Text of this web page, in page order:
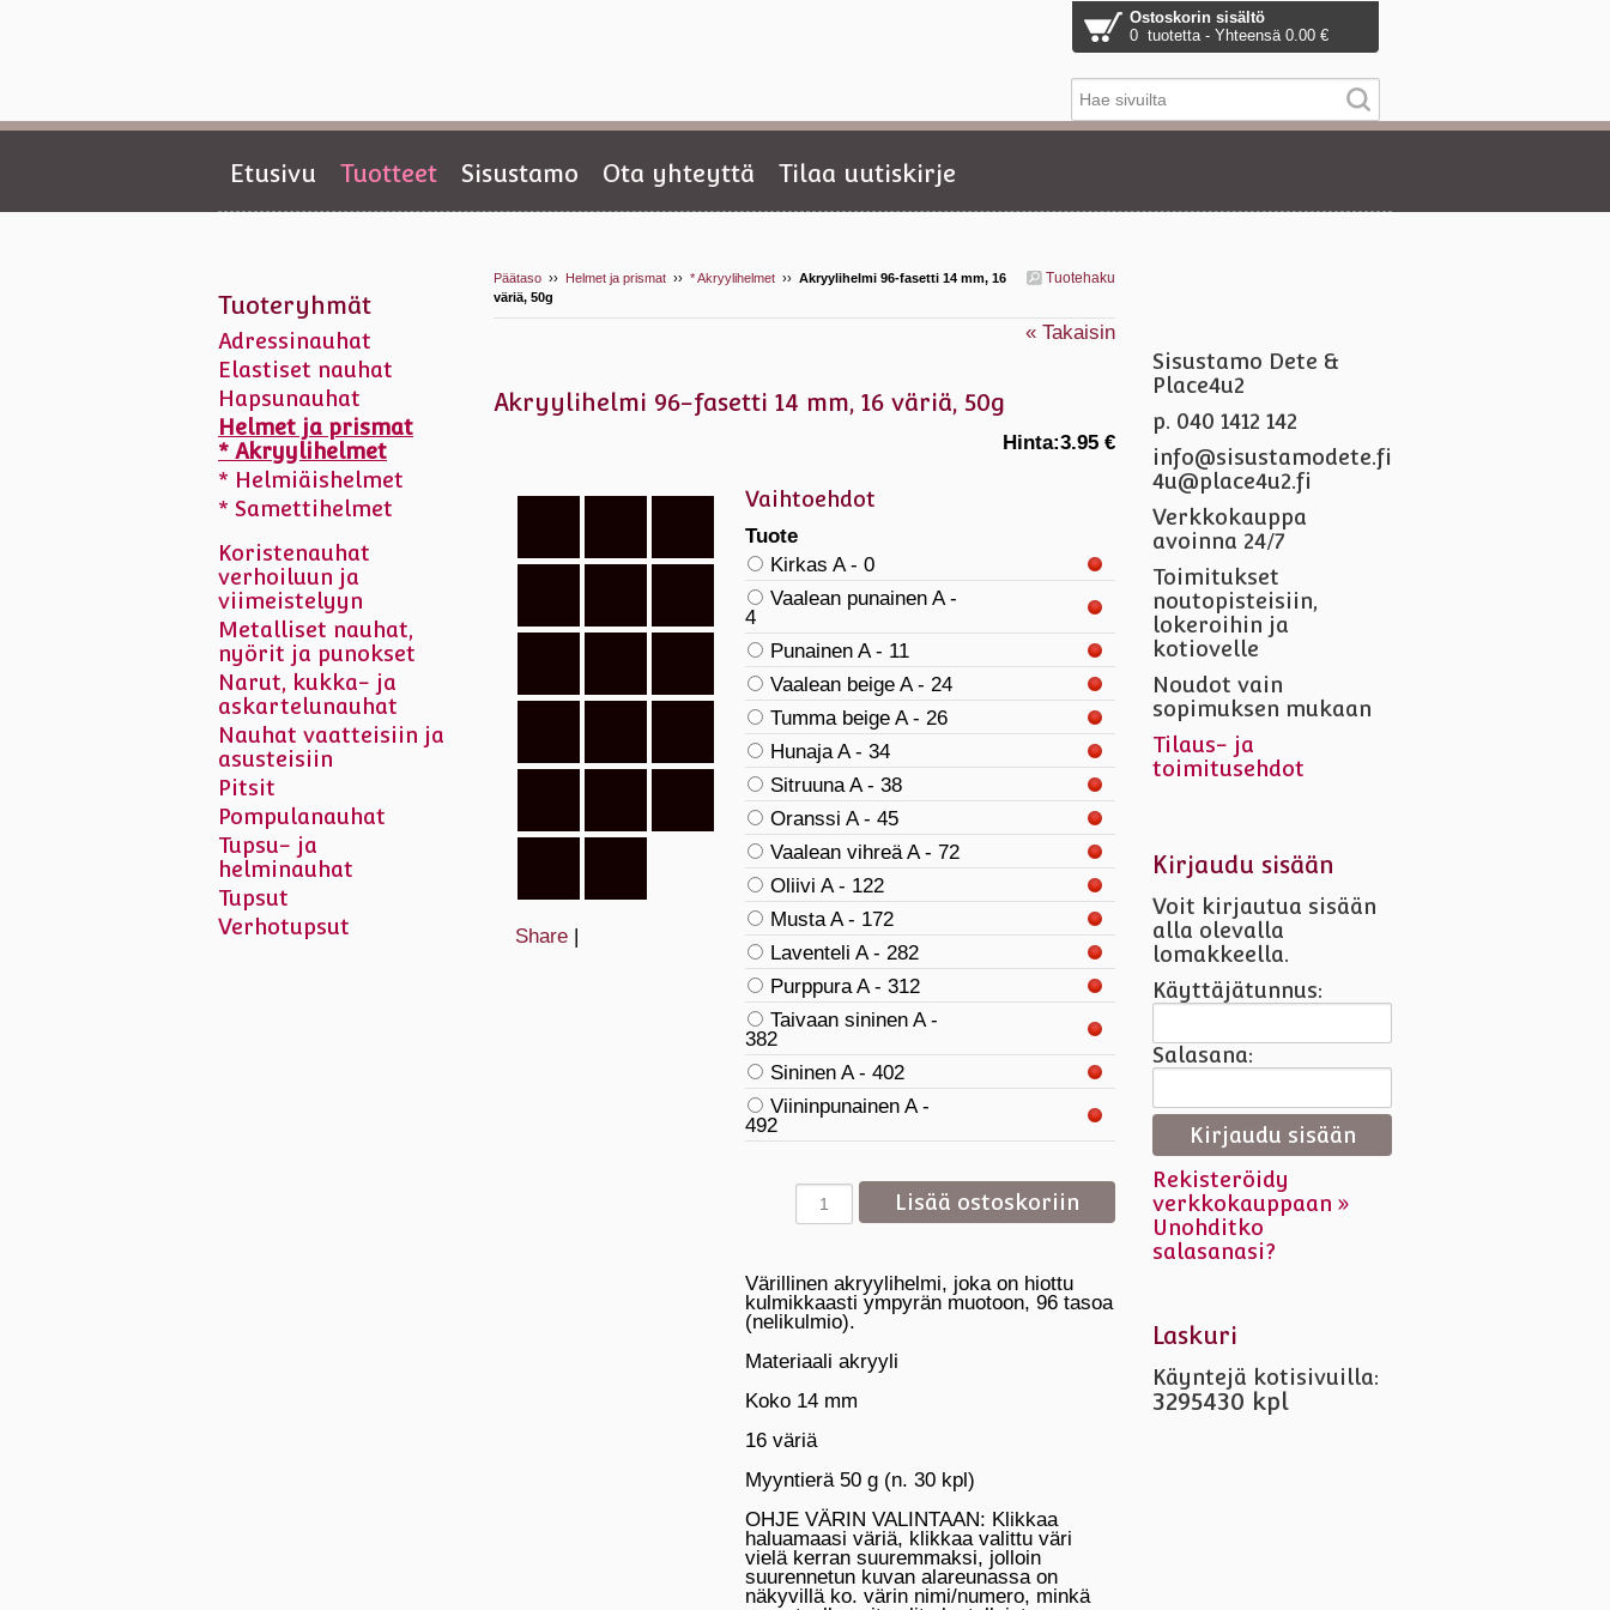
Ostoskorin sisältö
0 tuotetta - Yhteensä 0.00 €
Etusivu Tuotteet Sisustamo Ota yhteyttä Tilaa uutiskirje
Tuotehaku
Päätaso ›› Helmet ja prismat ›› * Akryylihelmet ›› Akryylihelmi 96-fasetti 14 mm, 16
väriä, 50g
« Takaisin
Akryylihelmi 96-fasetti 14 mm, 16 väriä, 50g
Share |
Hinta:3.95 €
Vaihtoehdot
Tuote
Kirkas A - 0
Vaalean punainen A -
4
Punainen A - 11
Vaalean beige A - 24
Tumma beige A - 26
Hunaja A - 34
Sitruuna A - 38
Oranssi A - 45
Vaalean vihreä A - 72
Oliivi A - 122
Musta A - 172
Laventeli A - 282
Purppura A - 312
Taivaan sininen A -
382
Sininen A - 402
Viininpunainen A -
492
Värillinen akryylihelmi, joka on hiottu
kulmikkaasti ympyrän muotoon, 96 tasoa
(nelikulmio).
Materiaali akryyli
Koko 14 mm
16 väriä
Myyntierä 50 g (n. 30 kpl)
OHJE VÄRIN VALINTAAN: Klikkaa
haluamaasi väriä, klikkaa valittu väri
vielä kerran suuremmaksi, jolloin
suurennetun kuvan alareunassa on
näkyvillä ko. värin nimi/numero, minkä
Tuoteryhmät
Adressinauhat
Elastiset nauhat
Hapsunauhat
Helmet ja prismat
* Akryylihelmet
* Helmiäishelmet
* Samettihelmet
Koristenauhat
verhoiluun ja
viimeistelyyn
Metalliset nauhat,
nyörit ja punokset
Narut, kukka- ja
askartelunauhat
Nauhat vaatteisiin ja
asusteisiin
Pitsit
Pompulanauhat
Tupsu- ja
helminauhat
Tupsut
Verhotupsut
Sisustamo Dete &
Place4u2
p. 040 1412 142
info@sisustamodete.fi
4u@place4u2.fi
Verkkokauppa
avoinna 24/7
Toimitukset
noutopisteisiin,
lokeroihin ja
kotiovelle
Noudot vain
sopimuksen mukaan
Tilaus- ja
toimitusehdot
Kirjaudu sisään
Voit kirjautua sisään
alla olevalla
lomakkeella.
Käyttäjätunnus:
Salasana:
Rekisteröidy
verkkokauppaan »
Unohditko
salasanasi?
Laskuri
Käyntejä kotisivuilla:
3295430 kpl